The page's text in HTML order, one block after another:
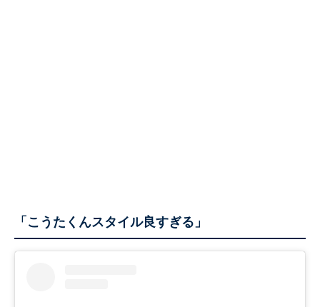
「こうたくんスタイル良すぎる」